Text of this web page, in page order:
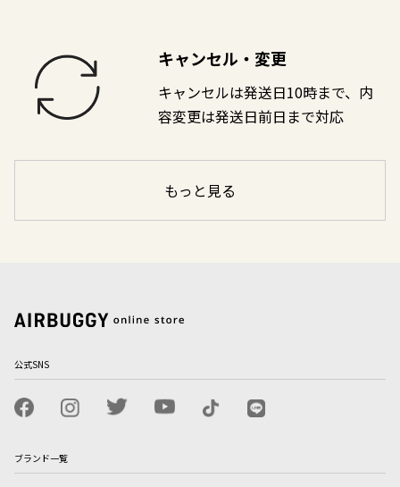
キャンセル・変更
キャンセルは発送日10時まで、内
容変更は発送日前日まで対応
もっと見る
公式SNS
ブランド一覧